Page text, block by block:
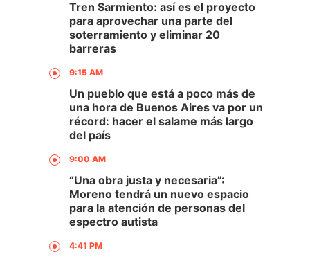
Tren Sarmiento: así es el proyecto
para aprovechar una parte del
soterramiento y eliminar 20
barreras
9:15 AM
Un pueblo que está a poco más de
una hora de Buenos Aires va por un
récord: hacer el salame más largo
del país
9:00 AM
“Una obra justa y necesaria”:
Moreno tendrá un nuevo espacio
para la atención de personas del
espectro autista
4:41 PM